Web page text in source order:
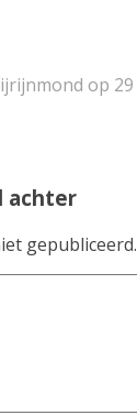
op
achter
gepubliceerd.